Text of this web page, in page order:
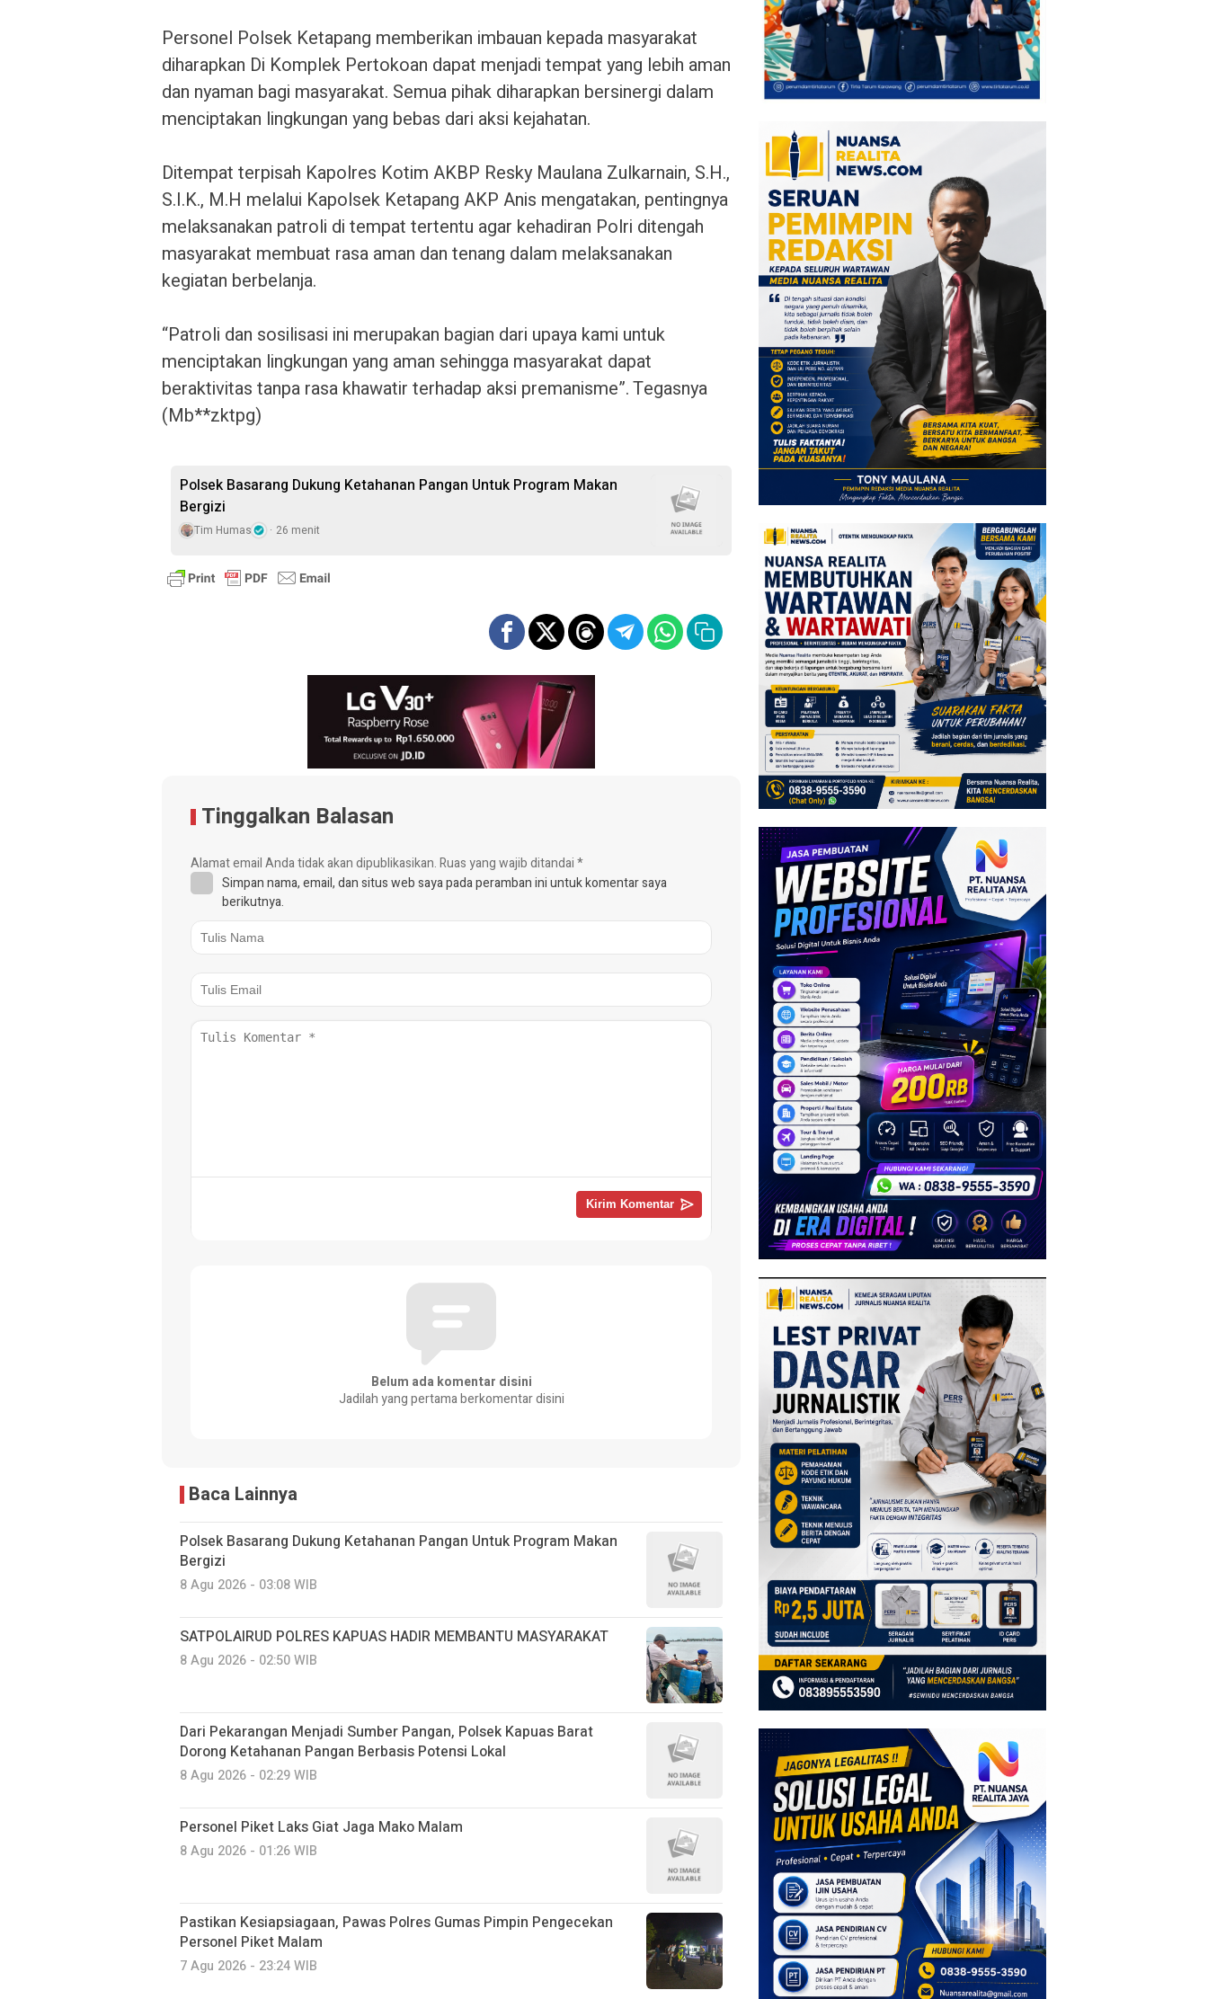
‎Personel Polsek Ketapang memberikan imbauan kepada masyarakat
diharapkan Di Komplek Pertokoan dapat menjadi tempat yang lebih aman
dan nyaman bagi masyarakat. Semua pihak diharapkan bersinergi dalam
menciptakan lingkungan yang bebas dari aksi kejahatan.
‎Ditempat terpisah Kapolres Kotim AKBP Resky Maulana Zulkarnain, S.H.,
S.I.K., M.H melalui Kapolsek Ketapang AKP Anis mengatakan, pentingnya
melaksanakan patroli di tempat tertentu agar kehadiran Polri ditengah
masyarakat membuat rasa aman dan tenang dalam melaksanakan
kegiatan berbelanja.
‎“Patroli dan sosilisasi ini merupakan bagian dari upaya kami untuk
menciptakan lingkungan yang aman sehingga masyarakat dapat
beraktivitas tanpa rasa khawatir terhadap aksi premanisme”. Tegasnya
(Mb**zktpg)
Polsek Basarang Dukung Ketahanan Pangan Untuk Program Makan
Bergizi
Tim Humas 26 menit
Tinggalkan Balasan
Alamat email Anda tidak akan dipublikasikan.Ruas yang wajib ditandai*
Simpan nama, email, dan situs web saya pada peramban ini untuk komentar saya
berikutnya.
Belum ada komentar disini
Jadilah yang pertama berkomentar disini
Baca Lainnya
Polsek Basarang Dukung Ketahanan Pangan Untuk Program Makan
Bergizi
8 Agu 2026 - 03:08 WIB
SATPOLAIRUD POLRES KAPUAS HADIR MEMBANTU MASYARAKAT
8 Agu 2026 - 02:50 WIB
Dari Pekarangan Menjadi Sumber Pangan, Polsek Kapuas Barat
Dorong Ketahanan Pangan Berbasis Potensi Lokal
8 Agu 2026 - 02:29 WIB
Personel Piket Laks Giat Jaga Mako Malam
8 Agu 2026 - 01:26 WIB
Pastikan Kesiapsiagaan, Pawas Polres Gumas Pimpin Pengecekan
Personel Piket Malam
7 Agu 2026 - 23:24 WIB